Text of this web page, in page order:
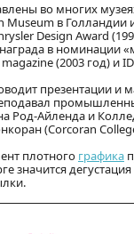
во многих
Museum в
Design Award
в номинации
(2003 год) и
презентации и
Род-Айленда и
(Corcoran
плотного графика
значится